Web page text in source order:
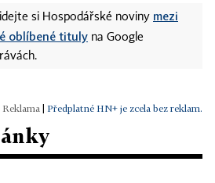
si Hospodářské noviny mezi
oblíbené tituly na Google
Předplatné HN+ je zcela bez reklam.